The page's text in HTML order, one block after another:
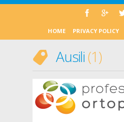
HOME PRIVACY POLICY
Ausili1